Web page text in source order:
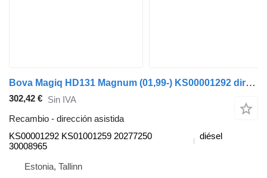
Bova Magiq HD131 Magnum (01,99-) KS00001292 dirección asistida para Bova Magiq (1999-2010) autobús
302,42 € Sin IVA
Recambio - dirección asistida
KS00001292 KS01001259 20277250
30008965
diésel
Estonia, Tallinn